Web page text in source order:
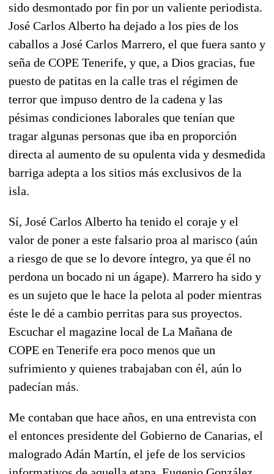
sido desmontado por fin por un valiente periodista.
José Carlos Alberto ha dejado a los pies de los
caballos a José Carlos Marrero, el que fuera santo y
seña de COPE Tenerife, y que, a Dios gracias, fue
puesto de patitas en la calle tras el régimen de
terror que impuso dentro de la cadena y las
pésimas condiciones laborales que tenían que
tragar algunas personas que iba en proporción
directa al aumento de su opulenta vida y desmedida
barriga adepta a los sitios más exclusivos de la
isla.
Sí, José Carlos Alberto ha tenido el coraje y el
valor de poner a este falsario proa al marisco (aún
a riesgo de que se lo devore íntegro, ya que él no
perdona un bocado ni un ágape). Marrero ha sido y
es un sujeto que le hace la pelota al poder mientras
éste le dé a cambio perritas para sus proyectos.
Escuchar el magazine local de La Mañana de
COPE en Tenerife era poco menos que un
sufrimiento y quienes trabajaban con él, aún lo
padecían más.
Me contaban que hace años, en una entrevista con
el entonces presidente del Gobierno de Canarias, el
malogrado Adán Martín, el jefe de los servicios